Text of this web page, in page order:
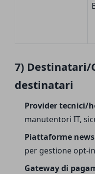
7) Destinatari/
destinatari
Provider tecnici/
manutentori IT,
Piattaforme
per gestione opt-
Gateway di